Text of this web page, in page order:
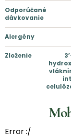
Odporúčané
dávkovanie
Alergény
Zloženie
Error :/